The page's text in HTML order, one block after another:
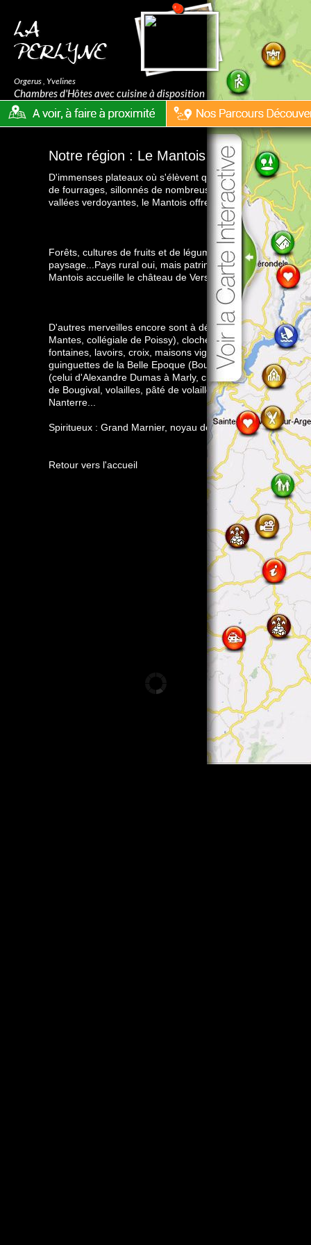
LA
PERLYNE
Orgerus, Yvelines
Chambres d'Hôtes avec cuisine à disposition
Notre région : Le Mantois
> Masquer
D'immenses plateaux où s'élèvent quelques buttes,
de fourrages, sillonnés de nombreuses rivières aux eaux
vallées verdoyantes, le Mantois offre un paysage plutôt
Forêts, cultures de fruits et de légumes et prairies
paysage...Pays rural oui, mais patrimoine exceptionnel !
Mantois accueille le château de Versailles...
D'autres merveilles encore sont à découvrir : églises
Mantes, collégiale de Poissy), clochers romans, fermes
fontaines, lavoirs, croix, maisons vigneronnes, petites
guinguettes de la Belle Epoque (Bougival, Villennes,
(celui d'Alexandre Dumas à Marly, château de Médan,
de Bougival, volailles, pâté de volaille de Houdan,
Nanterre...
Spiritueux : Grand Marnier, noyau dePoissy...
Retour vers l'accueil